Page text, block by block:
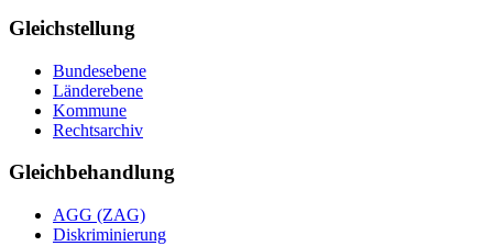
Gleichstellung
Bundesebene
Länderebene
Kommune
Rechtsarchiv
Gleichbehandlung
AGG (ZAG)
Diskriminierung